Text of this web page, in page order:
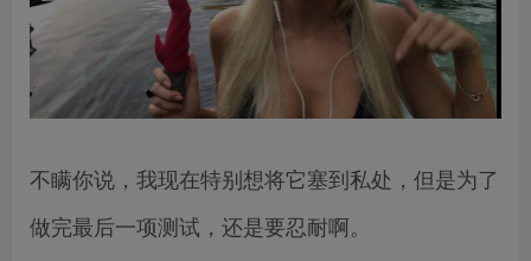
不瞒你说，我现在特别想将它塞到私处，但是为了
做完最后一项测试，还是要忍耐啊。